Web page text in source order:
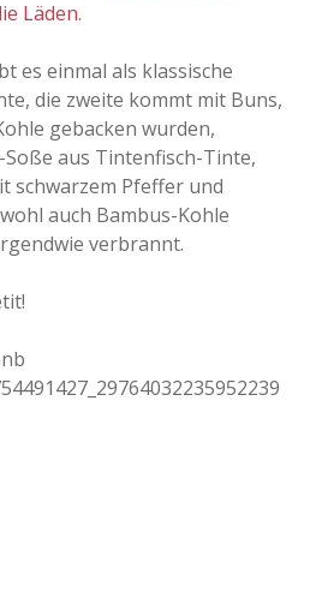
2015
2016
2017
2020
2022
Läden.
es einmal als klassische
die zweite kommt mit Buns,
gebacken wurden,
aus Tintenfisch-Tinte,
schwarzem Pfeffer und
auch Bambus-Kohle
verbrannt.